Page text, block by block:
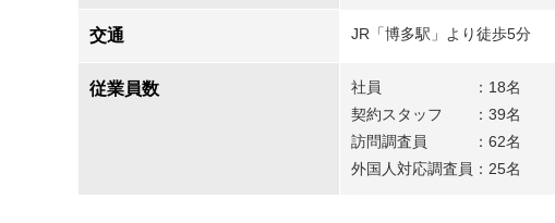
交通 JR「博多駅」より徒歩5分
従業員数
社員 ：18名
契約スタッフ ：39名
訪問調査員 ：62名
外国人対応調査員：25名